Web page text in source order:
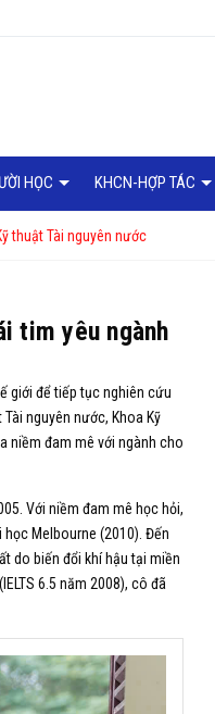
HỌC KHCN-HỢP TÁC
thuật Tài nguyên nước
tim yêu ngành
giới để tiếp tục nghiên cứu
nguyên nước, Khoa Kỹ
niềm đam mê với ngành cho
Với niềm đam mê học hỏi,
Melbourne (2010). Đến
do biến đổi khí hậu tại miền
6.5 năm 2008), cô đã